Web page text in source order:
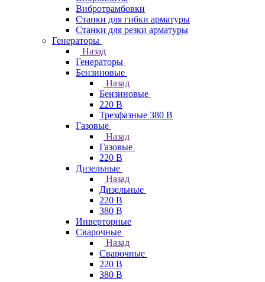
Вибротрамбовки
Станки для гибки арматуры
Станки для резки арматуры
Генераторы
Назад
Генераторы
Бензиновые
Назад
Бензиновые
220 В
Трехфазные 380 В
Газовые
Назад
Газовые
220 В
Дизельные
Назад
Дизельные
220 В
380 В
Инверторные
Сварочные
Назад
Сварочные
220 В
380 В